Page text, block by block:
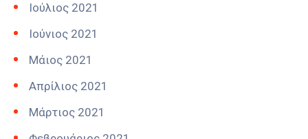
Ιούλιος 2021
Ιούνιος 2021
Μάιος 2021
Απρίλιος 2021
Μάρτιος 2021